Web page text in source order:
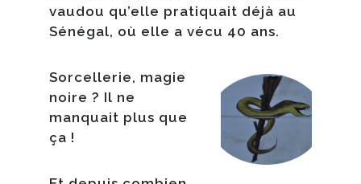
vaudou qu’elle pratiquait déjà au
Sénégal, où elle a vécu 40 ans.
Sorcellerie, magie
noire ? Il ne
manquait plus que
ça !